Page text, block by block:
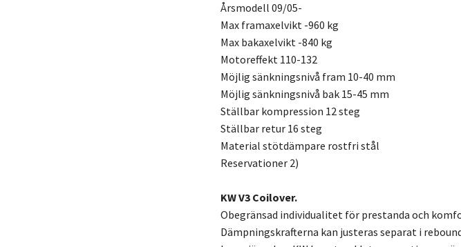
Årsmodell 09/05-
Max framaxelvikt -960 kg
Max bakaxelvikt -840 kg
Motoreffekt 110-132
Möjlig sänkningsnivå fram 10-40 mm
Möjlig sänkningsnivå bak 15-45 mm
Ställbar kompression 12 steg
Ställbar retur 16 steg
Material stötdämpare rostfri stål
Reservationer 2)
KW V3 Coilover.
Obegränsad individualitet för prestanda och
Dämpningskrafterna kan justeras separat i